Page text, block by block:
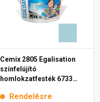
Cemix 2805 Egalisation
színfelújító
homlokzatfesték 6733
Rendelésre